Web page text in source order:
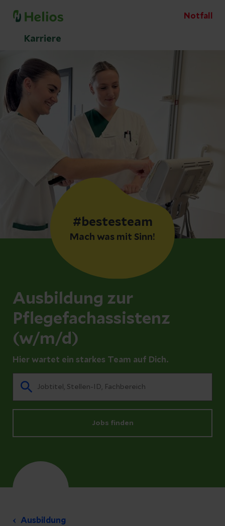
Notfall
Karriere
Ausbildung zur
Pflegefachassistenz
(w/m/d)
Hier wartet ein starkes Team auf Dich.
Jobs finden
#bestesteam
Mach was mit Sinn!
Ausbildung